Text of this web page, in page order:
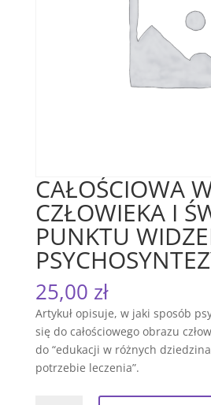
CAŁOŚCIOWA
CZŁOWIEKA I
PUNKTU
25,00 zł
Artykuł opisuje, w jaki sposób
się do całościowego obrazu
do “edukacji w różnych
potrzebie leczenia”.